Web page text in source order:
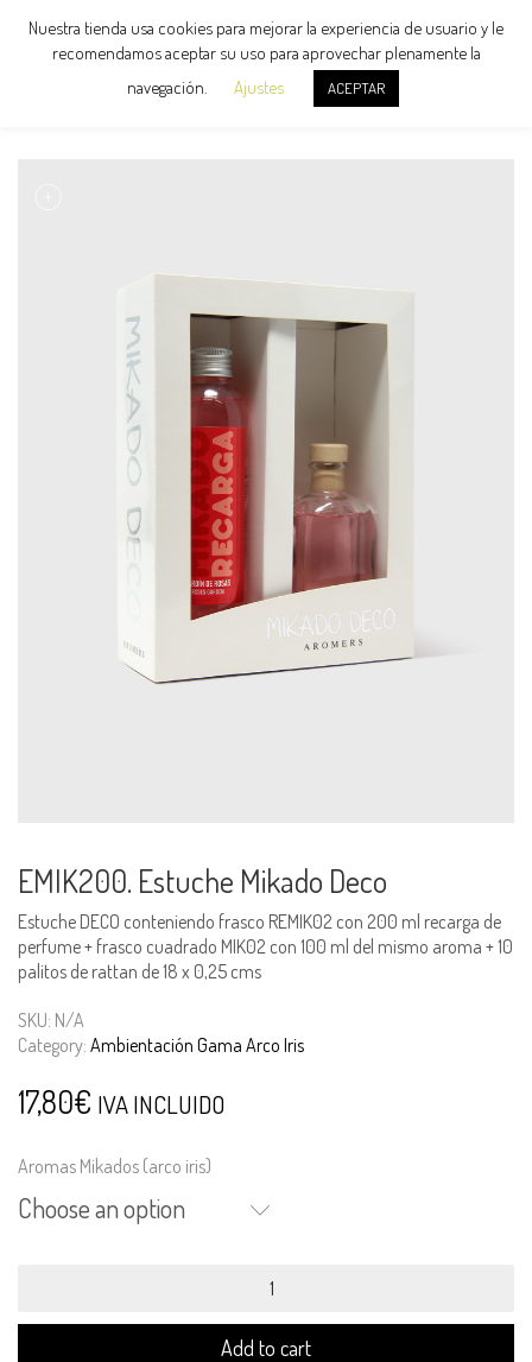
EMIK200. Estuche Mikado Deco
Estuche DECO conteniendo frasco REMIK02 con 200 ml recarga de
perfume + frasco cuadrado MIK02 con 100 ml del mismo aroma + 10
palitos de rattan de 18 x 0,25 cms
SKU: N/A
Category: Ambientación Gama Arco Iris
17,80€ IVA INCLUIDO
Aromas Mikados (arco iris)
Choose an option
Mikado
Add to cart
Nuestra tienda usa cookies para mejorar la experiencia de usuario y le
recomendamos aceptar su uso para aprovechar plenamente la
navegación.
Ajustes ACEPTAR